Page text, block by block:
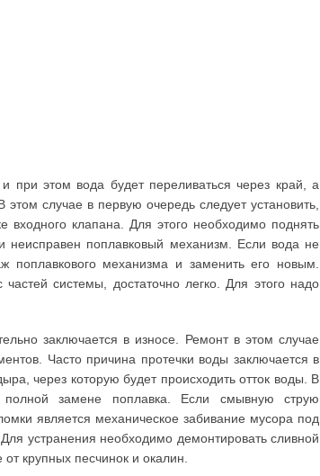
этом вода будет переливаться через край, а
случае в первую очередь следует установить,
входного клапана. Для этого необходимо поднять
неисправен поплавковый механизм. Если вода не
поплавкового механизма и заменить его новым.
системы, достаточно легко. Для этого надо
заключается в износе. Ремонт в этом случае
Часто причина протечки воды заключается в
через которую будет происходить отток воды. В
замене поплавка. Если смывную струю
является механическое забивание мусора под
устранения необходимо демонтировать сливной
крупных песчинок и окалин.